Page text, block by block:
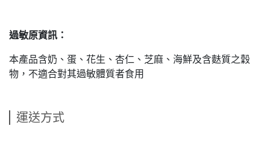
過敏原資訊：
本產品含奶、蛋、花生、杏仁、芝麻、海鮮及含麩質之穀
物，不適合對其過敏體質者食用
運送方式